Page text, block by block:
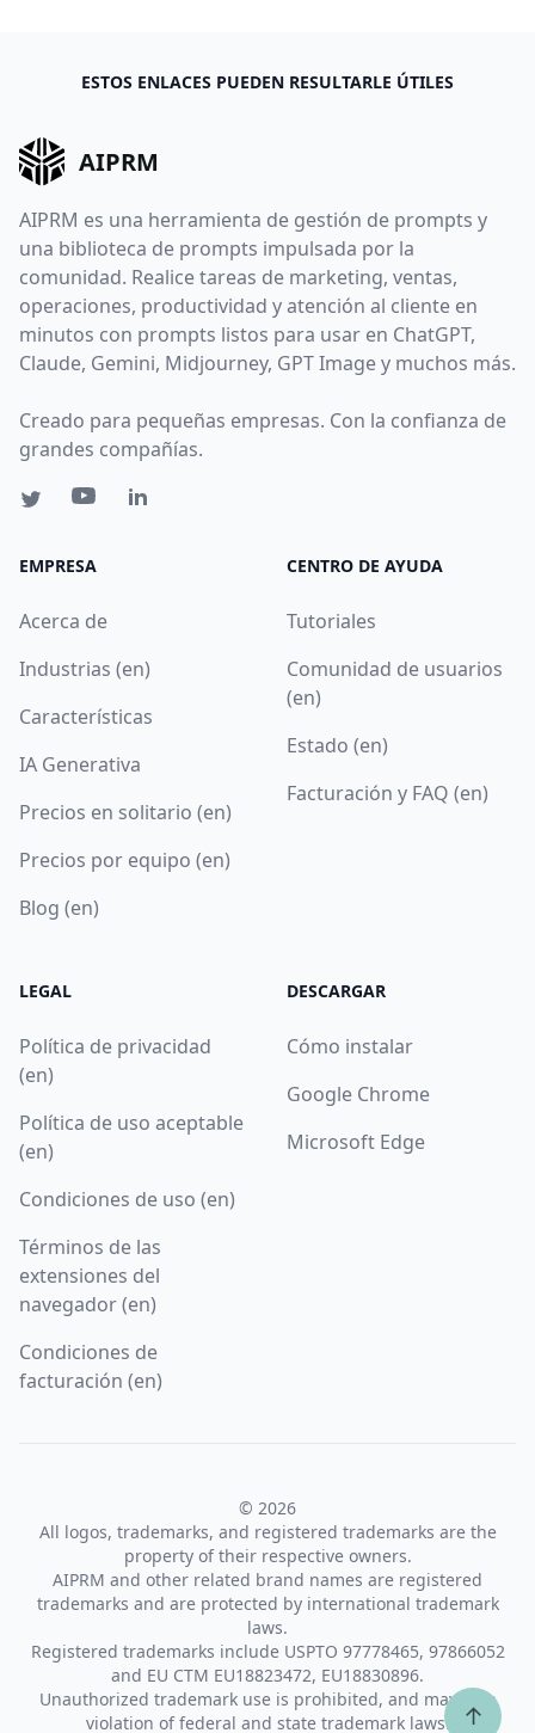
ESTOS ENLACES PUEDEN RESULTARLE ÚTILES
AIPRM
AIPRM es una herramienta de gestión de prompts y
una biblioteca de prompts impulsada por la
comunidad. Realice tareas de marketing, ventas,
operaciones, productividad y atención al cliente en
minutos con prompts listos para usar en ChatGPT,
Claude, Gemini, Midjourney, GPT Image y muchos más.
Creado para pequeñas empresas. Con la confianza de
grandes compañías.
EMPRESA
Acerca de
Industrias (en)
Características
IA Generativa
Precios en solitario (en)
Precios por equipo (en)
Blog (en)
CENTRO DE AYUDA
Tutoriales
Comunidad de usuarios
(en)
Estado (en)
Facturación y FAQ (en)
LEGAL
Política de privacidad
(en)
Política de uso aceptable
(en)
Condiciones de uso (en)
Términos de las
extensiones del
navegador (en)
Condiciones de
facturación (en)
DESCARGAR
Cómo instalar
Google Chrome
Microsoft Edge
© 2026
All logos, trademarks, and registered trademarks are the
property of their respective owners.
AIPRM and other related brand names are registered
trademarks and are protected by international trademark
laws.
Registered trademarks include USPTO 97778465, 97866052
and EU CTM EU18823472, EU18830896.
Unauthorized trademark use is prohibited, and may be a
violation of federal and state trademark laws.
↑